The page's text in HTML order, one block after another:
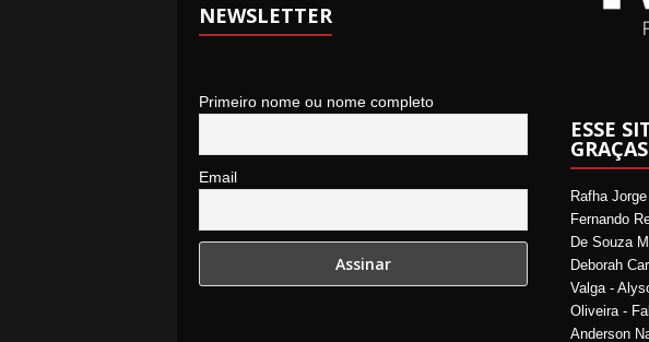
NEWSLETTER
Primeiro nome ou nome completo
Email
ESSE
Rafha
Fernando
De Souza
Deborah
Valga -
Oliveira -
Anderson